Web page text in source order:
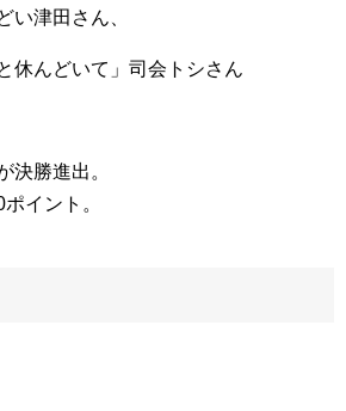
い津田さん、
休んどいて」司会トシさん
決勝進出。
イント。